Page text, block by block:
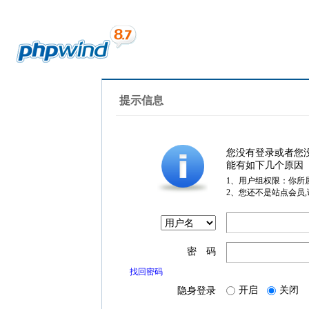
提示信息
您没有登录或者您
能有如下几个原因
1、用户组权限：你所
2、您还不是站点会员
密 码
找回密码
隐身登录 开启 关闭